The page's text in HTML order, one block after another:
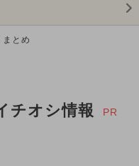
とめ
チオシ情報 PR